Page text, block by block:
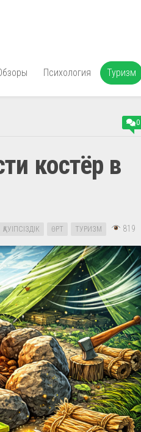
Психология Туризм
0
костёр в
ҚАУІПСІЗДІК ӨРТ ТУРИЗМ 819